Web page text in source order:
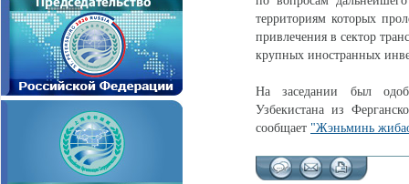
территориям которых
привлечения в сектор
крупных иностранных
На заседании был
Узбекистана из
сообщает "Жэньминь